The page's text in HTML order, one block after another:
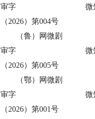
审字
（2026）第004号
微
（鲁）网微剧
审字
（2026）第005号
微
（鄂）网微剧
审字
（2026）第001号
微